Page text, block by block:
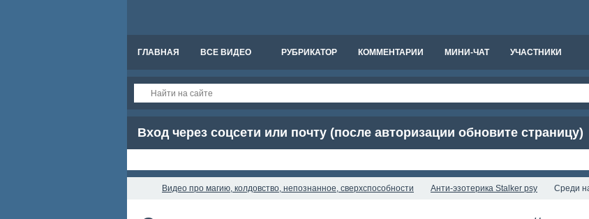
ГЛАВНАЯ ВСЕ ВИДЕО РУБРИКАТОР КОММЕНТАРИИ МИНИ-ЧАТ УЧАСТНИКИ
Вход через соцсети или почту (после авторизации обновите страницу)
Видео про магию, колдовство, непознанное, сверхспособности Анти-эзотерика Stalker psy Среди